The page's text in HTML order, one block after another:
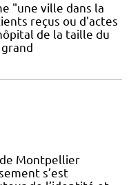
"une ville dans la
reçus ou d'actes
de la taille du
de Montpellier
s’est